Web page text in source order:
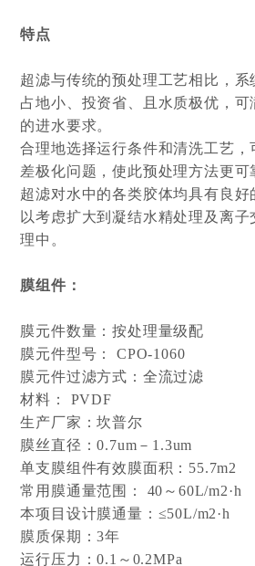
特点
超滤与传统的预处理工艺相比，系
占地小、投资省、且水质极优，可
的进水要求。
合理地选择运行条件和清洗工艺，
差极化问题，使此预处理方法更可
超滤对水中的各类胶体均具有良
以考虑扩大到凝结水精处理及离
理中。
膜组件：
膜元件数量：按处理量级配
膜元件型号： CPO-1060
膜元件过滤方式：全流过滤
材料： PVDF
生产厂家：坎普尔
膜丝直径：0.7um－1.3um
单支膜组件有效膜面积：55.7m2
常用膜通量范围： 40～60L/m2·h
本项目设计膜通量：≤50L/m2·h
膜质保期：3年
运行压力：0.1～0.2MPa